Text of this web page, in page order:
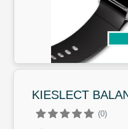
KIESLECT
(0)